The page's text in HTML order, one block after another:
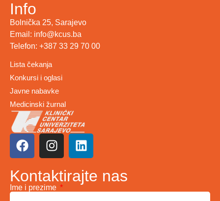
Info
Bolnička 25, Sarajevo
Email: info@kcus.ba
Telefon: +387 33 29 70 00
Lista čekanja
Konkursi i oglasi
Javne nabavke
Medicinski žurnal
Kontaktirajte nas
Ime i prezime